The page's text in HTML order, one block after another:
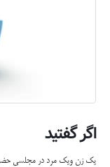
اگر گفتید
یک زن ویک مرد در مجلسی حضور